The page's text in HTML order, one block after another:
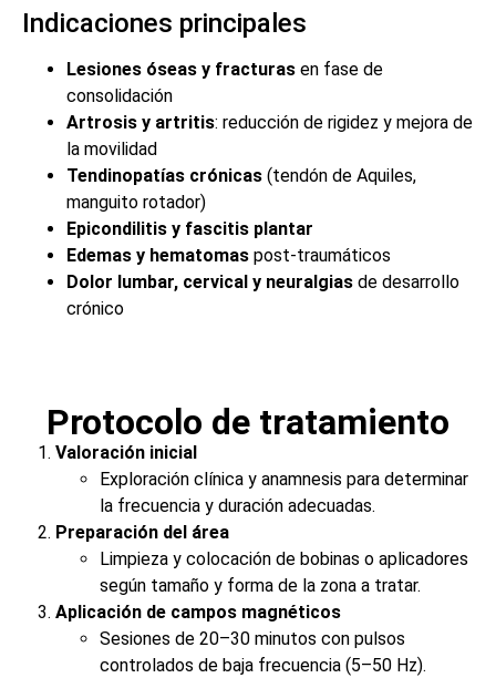
Indicaciones principales
Lesiones óseas y fracturas en fase de
consolidación
Artrosis y artritis: reducción de rigidez y mejora de
la movilidad
Tendinopatías crónicas (tendón de Aquiles,
manguito rotador)
Epicondilitis y fascitis plantar
Edemas y hematomas post-traumáticos
Dolor lumbar, cervical y neuralgias de desarrollo
crónico
Protocolo de tratamiento
Valoración inicial
Exploración clínica y anamnesis para determinar
la frecuencia y duración adecuadas.
Preparación del área
Limpieza y colocación de bobinas o aplicadores
según tamaño y forma de la zona a tratar.
Aplicación de campos magnéticos
Sesiones de 20–30 minutos con pulsos
controlados de baja frecuencia (5–50 Hz).